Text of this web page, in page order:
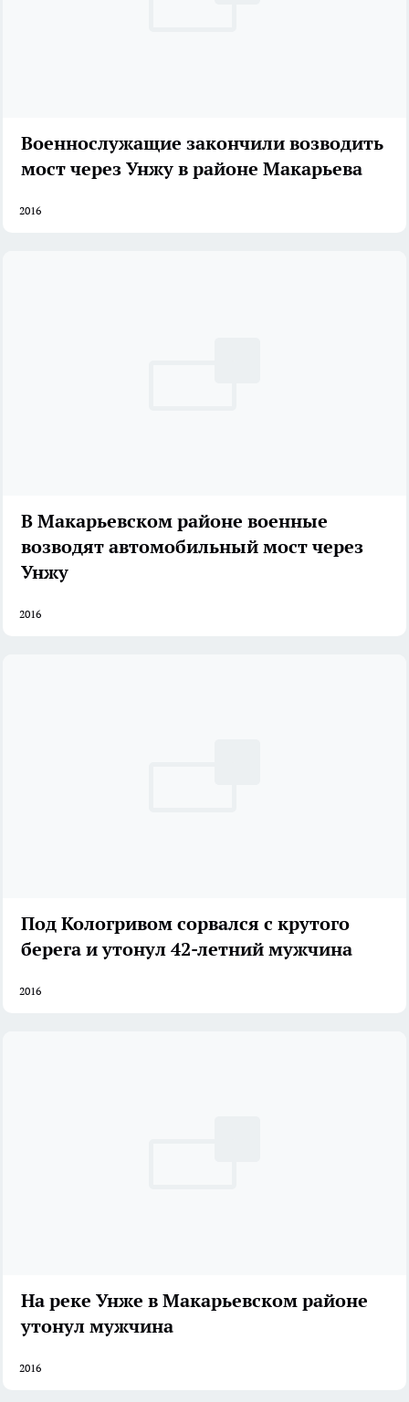
Военнослужащие закончили возводить
мост через Унжу в районе Макарьева
2016
В Макарьевском районе военные
возводят автомобильный мост через
Унжу
2016
Под Кологривом сорвался с крутого
берега и утонул 42-летний мужчина
2016
На реке Унже в Макарьевском районе
утонул мужчина
2016